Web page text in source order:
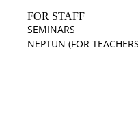
FOR STAFF
SEMINARS
NEPTUN (FOR